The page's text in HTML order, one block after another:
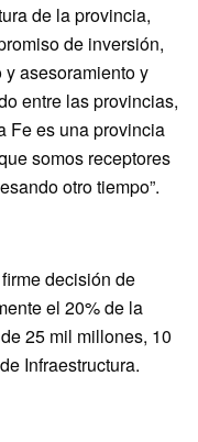
de la provincia,
de inversión,
asesoramiento y
entre las provincias,
Fe es una provincia
somos receptores
otro tiempo”.
decisión de
el 20% de la
25 mil millones, 10
Infraestructura.